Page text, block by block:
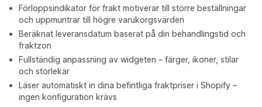
Förloppsindikator för frakt motiverar till större beställningar
och uppmuntrar till högre varukorgsvärden
Beräknat leveransdatum baserat på din behandlingstid och
fraktzon
Fullständig anpassning av widgeten – färger, ikoner, stilar
och storlekar
Läser automatiskt in dina befintliga fraktpriser i Shopify –
ingen konfiguration krävs